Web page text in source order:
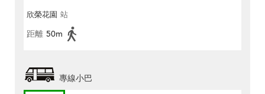
欣榮花園 站
距離 50m
專線小巴